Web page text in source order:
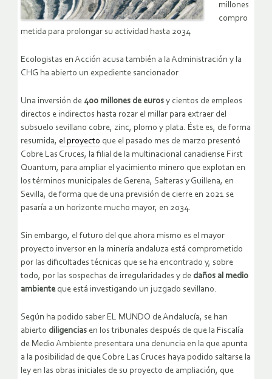
millones
compro
metida para prolongar su actividad hasta 2034
Ecologistas en Acción acusa también a la Administración y la
CHG ha abierto un expediente sancionador
Una inversión de 400 millones de euros y cientos de empleos
directos e indirectos hasta rozar el millar para extraer del
subsuelo sevillano cobre, zinc, plomo y plata. Éste es, de forma
resumida, el proyecto que el pasado mes de marzo presentó
Cobre Las Cruces, la filial de la multinacional canadiense First
Quantum, para ampliar el yacimiento minero que explotan en
los términos municipales de Gerena, Salteras y Guillena, en
Sevilla, de forma que de una previsión de cierre en 2021 se
pasaría a un horizonte mucho mayor, en 2034.
Sin embargo, el futuro del que ahora mismo es el mayor
proyecto inversor en la minería andaluza está comprometido
por las dificultades técnicas que se ha encontrado y, sobre
todo, por las sospechas de irregularidades y de daños al medio
ambienteque está investigando un juzgado sevillano.
Según ha podido saber EL MUNDO de Andalucía, se han
abierto diligencias en los tribunales después de que la Fiscalía
de Medio Ambiente presentara una denuncia en la que apunta
a la posibilidad de que Cobre Las Cruces haya podido saltarse la
ley en las obras iniciales de su proyecto de ampliación, que